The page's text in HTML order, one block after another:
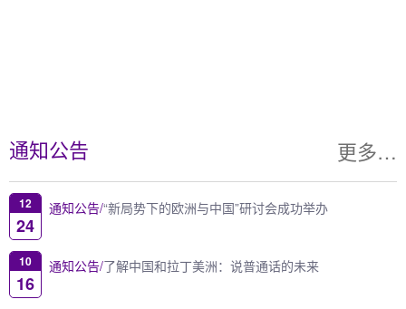
通知公告 更多…
12
24
通知公告/“新局势下的欧洲与中国”研讨会成功举办
10
16
通知公告/了解中国和拉丁美洲：说普通话的未来